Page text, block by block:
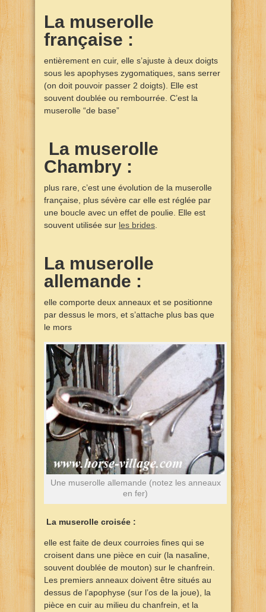
La muserolle
française :
entièrement en cuir, elle s’ajuste à deux doigts
sous les apophyses zygomatiques, sans serrer
(on doit pouvoir passer 2 doigts). Elle est
souvent doublée ou rembourrée. C’est la
muserolle “de base”
La muserolle
Chambry :
plus rare, c’est une évolution de la muserolle
française, plus sévère car elle est réglée par
une boucle avec un effet de poulie. Elle est
souvent utilisée sur les brides.
La muserolle
allemande :
elle comporte deux anneaux et se positionne
par dessus le mors, et s’attache plus bas que
le mors
Une muserolle allemande (notez les anneaux
en fer)
La muserolle croisée :
elle est faite de deux courroies fines qui se
croisent dans une pièce en cuir (la nasaline,
souvent doublée de mouton) sur le chanfrein.
Les premiers anneaux doivent être situés au
dessus de l’apophyse (sur l’os de la joue), la
pièce en cuir au milieu du chanfrein, et la